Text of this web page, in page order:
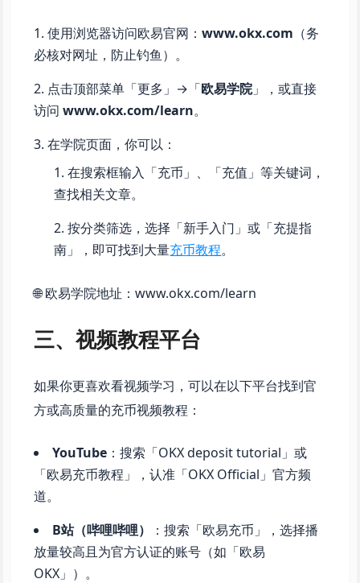
使用浏览器访问欧易官网：www.okx.com （务
必核对网址，防止钓鱼）。
点击顶部菜单「更多」→「欧易学院」，或直接
访问www.okx.com/learn。
在学院页面，你可以：
在搜索框输入「充币」、「充值」等关键词，
查找相关文章。
按分类筛选，选择「新手入门」或「充提指
南」，即可找到大量充币教程。
🌐 欧易学院地址：www.okx.com/learn
三、视频教程平台
如果你更喜欢看视频学习，可以在以下平台找到官
方或高质量的充币视频教程：
YouTube ：搜索「OKX deposit tutorial」或
「欧易充币教程」，认准「OKX Official」官方频
道。
B站（哔哩哔哩）
：搜索「欧易充币」，选择播
放量较高且为官方认证的账号（如「欧易
OKX」）。